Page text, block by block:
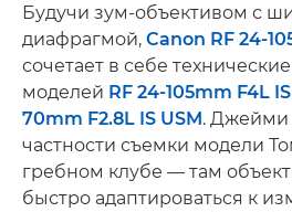
Будучи зум-объективом с
диафрагмой, Canon RF 24-
сочетает в себе
моделей RF 24-105mm F4L
70mm F2.8L IS USM. Джейми
частности съемки модели
гребном клубе — там
быстро адаптироваться к